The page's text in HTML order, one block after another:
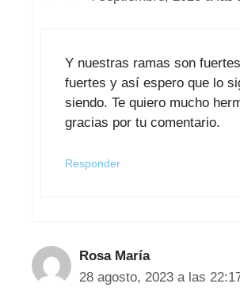
Y nuestras ramas son
fuertes y así espero que lo
siendo. Te quiero mucho
gracias por tu comentario.
Responder
Rosa María
28 agosto, 2023 a las